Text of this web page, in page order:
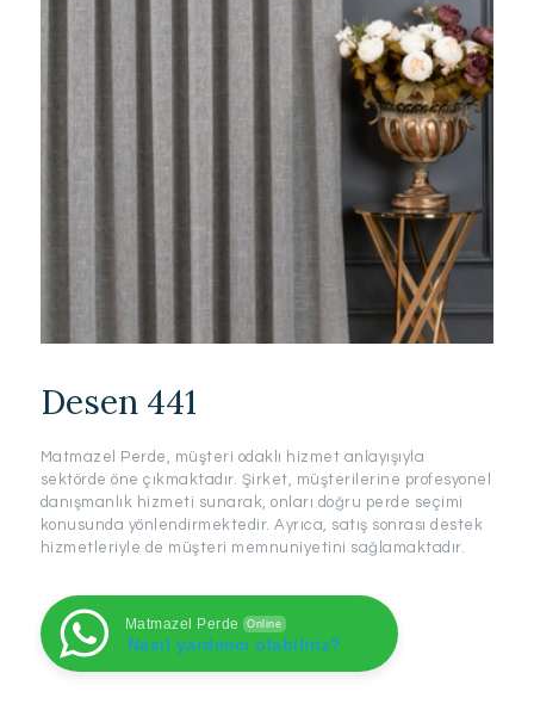
Desen 441
Matmazel Perde, müşteri odaklı hizmet anlayışıyla
sektörde öne çıkmaktadır. Şirket, müşterilerine profesyonel
danışmanlık hizmeti sunarak, onları doğru perde seçimi
konusunda yönlendirmektedir. Ayrıca, satış sonrası destek
hizmetleriyle de müşteri memnuniyetini sağlamaktadır.
Matmazel Perde Online
Nasıl yardımcı olabiliriz?